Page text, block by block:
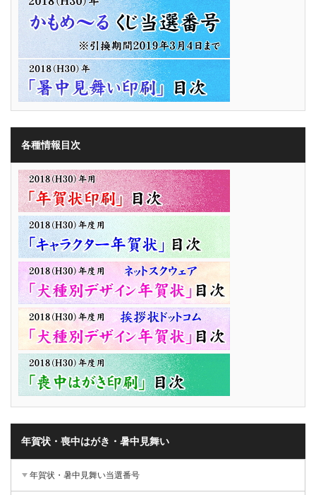
各種情報目次
年賀状・喪中はがき・暑中見舞い
年賀状・暑中見舞い当選番号